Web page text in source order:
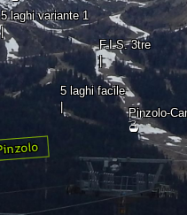
Pinzolo-
5 laghi facile
5 laghi variante 1
|
F.I.S. 3tre
|